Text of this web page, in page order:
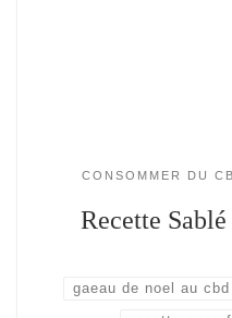
CONSOMMER DU
Recette
gaeau de noel au cbd